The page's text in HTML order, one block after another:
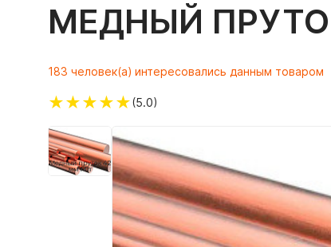
МЕДНЫЙ
183 человек(а) интересовались данным товаром
★★★★★(5.0)